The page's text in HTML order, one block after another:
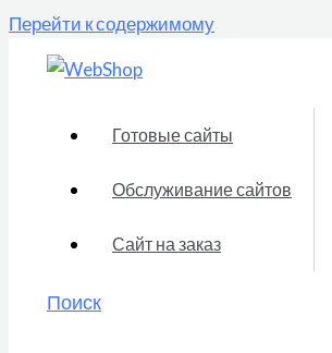
Перейти к содержимому
Готовые сайты
Обслуживание сайтов
Сайт на заказ
Поиск